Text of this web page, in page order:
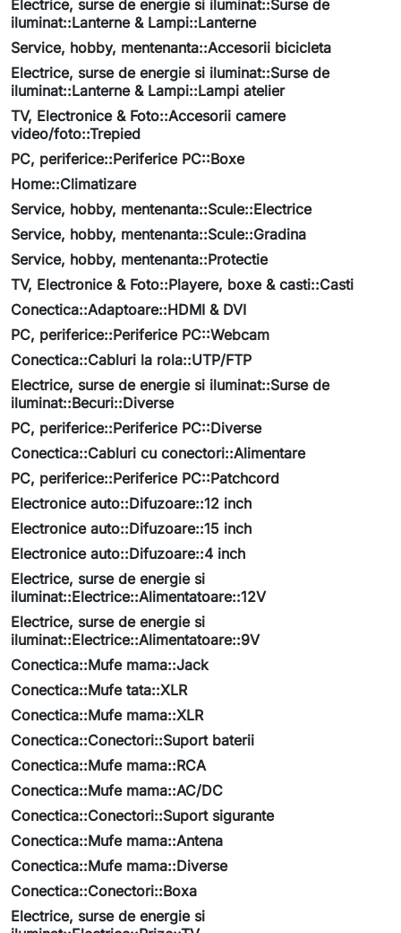
Electrice, surse de energie si iluminat::Surse de
iluminat::Lanterne & Lampi::Lanterne
Service, hobby, mentenanta::Accesorii bicicleta
Electrice, surse de energie si iluminat::Surse de
iluminat::Lanterne & Lampi::Lampi atelier
TV, Electronice & Foto::Accesorii camere
video/foto::Trepied
PC, periferice::Periferice PC::Boxe
Home::Climatizare
Service, hobby, mentenanta::Scule::Electrice
Service, hobby, mentenanta::Scule::Gradina
Service, hobby, mentenanta::Protectie
TV, Electronice & Foto::Playere, boxe & casti::Casti
Conectica::Adaptoare::HDMI & DVI
PC, periferice::Periferice PC::Webcam
Conectica::Cabluri la rola::UTP/FTP
Electrice, surse de energie si iluminat::Surse de
iluminat::Becuri::Diverse
PC, periferice::Periferice PC::Diverse
Conectica::Cabluri cu conectori::Alimentare
PC, periferice::Periferice PC::Patchcord
Electronice auto::Difuzoare::12 inch
Electronice auto::Difuzoare::15 inch
Electronice auto::Difuzoare::4 inch
Electrice, surse de energie si
iluminat::Electrice::Alimentatoare::12V
Electrice, surse de energie si
iluminat::Electrice::Alimentatoare::9V
Conectica::Mufe mama::Jack
Conectica::Mufe tata::XLR
Conectica::Mufe mama::XLR
Conectica::Conectori::Suport baterii
Conectica::Mufe mama::RCA
Conectica::Mufe mama::AC/DC
Conectica::Conectori::Suport sigurante
Conectica::Mufe mama::Antena
Conectica::Mufe mama::Diverse
Conectica::Conectori::Boxa
Electrice, surse de energie si